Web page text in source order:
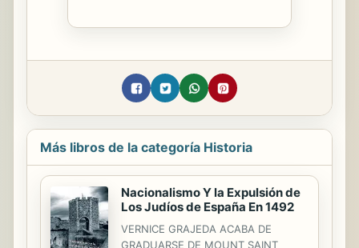
Más libros de la categoría Historia
Nacionalismo Y la Expulsión de
Los Judíos de España En 1492
VERNICE GRAJEDA ACABA DE
GRADUARSE DE MOUNT SAINT